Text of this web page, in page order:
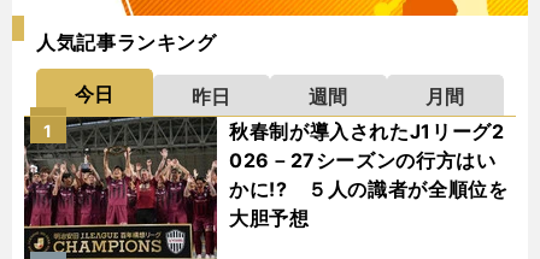
人気記事ランキング
今日 昨日 週間
月間
秋春制が導入されたJ1リーグ2
026－27シーズンの行方はい
かに!? ５人の識者が全順位を
大胆予想
1